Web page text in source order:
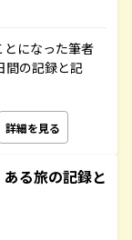
になった筆者
間の記録と記
詳細を見る
る旅の記録と